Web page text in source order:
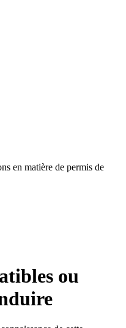
en matière de permis de
ou